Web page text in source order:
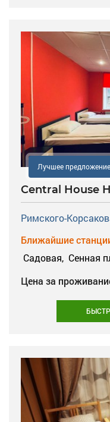
Лучшее предложение
Central House
Римского-
Ближайшие
Садовая, Сенная
Цена за